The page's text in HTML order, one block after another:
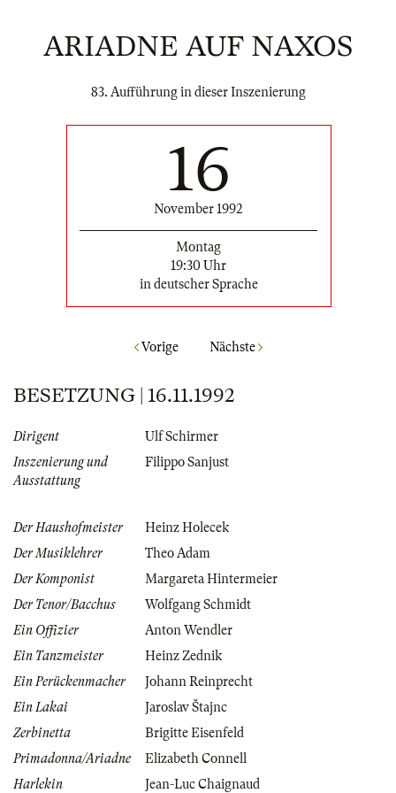
ARIADNE AUF NAXOS
83. Aufführung in dieser Inszenierung
16
November 1992
Montag
19:30 Uhr
in deutscher Sprache
Vorige Nächste
BESETZUNG | 16.11.1992
Dirigent
Ulf Schirmer
Inszenierung und
Ausstattung
Filippo Sanjust
Der Haushofmeister
Heinz Holecek
Der Musiklehrer
Theo Adam
Der Komponist
Margareta Hintermeier
Der Tenor/Bacchus
Wolfgang Schmidt
Ein Offizier
Anton Wendler
Ein Tanzmeister
Heinz Zednik
Ein Perückenmacher
Johann Reinprecht
Ein Lakai
Jaroslav Štajnc
Zerbinetta
Brigitte Eisenfeld
Primadonna/Ariadne
Elizabeth Connell
Harlekin
Jean-Luc Chaignaud